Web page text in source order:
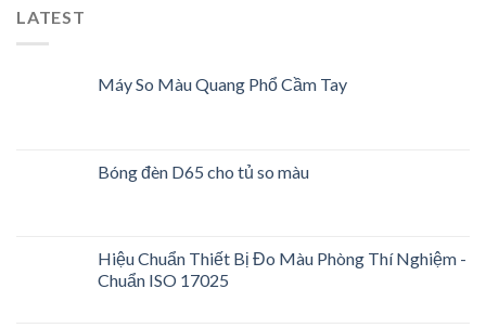
LATEST
Máy So Màu Quang Phổ Cầm Tay
Bóng đèn D65 cho tủ so màu
Hiệu Chuẩn Thiết Bị Đo Màu Phòng Thí Nghiệm -
Chuẩn ISO 17025